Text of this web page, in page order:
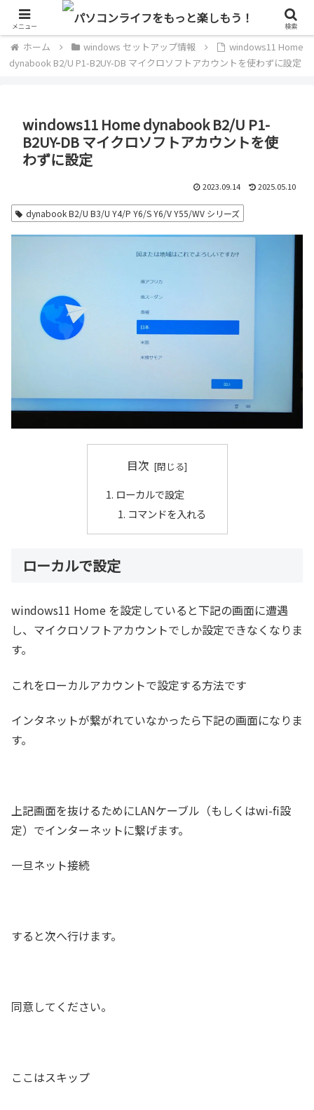
単なるパソコン好きのブログ
ホーム windows セットアップ情報
windows11 Home
dynabook B2/U P1-B2UY-DB マイクロソフトアカウントを使わずに設定
windows11 Home dynabook B2/U P1-
B2UY-DB マイクロソフトアカウントを使
わずに設定
2023.09.14 2025.05.10
dynabook B2/U B3/U Y4/P Y6/S Y6/V Y55/WV シリーズ
目次
ローカルで設定
コマンドを入れる
ローカルで設定
windows11 Home を設定していると下記の画面に遭遇
し、マイクロソフトアカウントでしか設定できなくなりま
す。
これをローカルアカウントで設定する方法です
インタネットが繋がれていなかったら下記の画面になりま
す。
上記画面を抜けるためにLANケーブル（もしくはwi-fi設
定）でインターネットに繋げます。
一旦ネット接続
すると次へ行けます。
同意してください。
ここはスキップ
メニュー 検索